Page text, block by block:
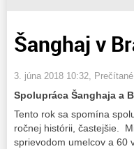
Šanghaj v
3. júna 2018 10:32 ,
Spolupráca Šanghaja a
Tento rok sa spomína
ročnej histórii, častejšie.
sprievodom umelcov a 60